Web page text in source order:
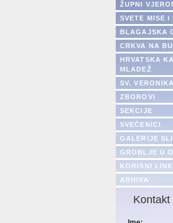
ŽUPNI
SVETE MISE I
BLAGAJSKA
CRKVA NA
HRVATSKA
MLADEŽ
SV. VERONIKA
ZBOROVI
SEKCIJE
SVEĆENICI
GALERIJE
GROBLJE U
KORISNI
ARHIVA
Kontakt